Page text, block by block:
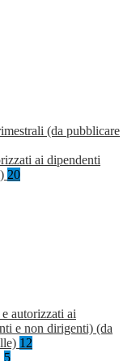
(da pubblicare
ai dipendenti
20
autorizzati ai
e non dirigenti) (da
12
5